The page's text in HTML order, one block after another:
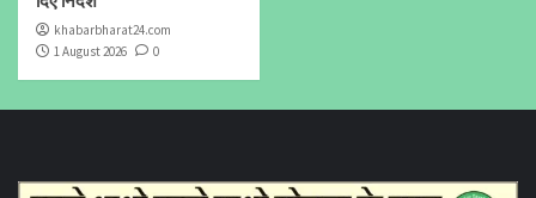
khabarbharat24.com
1 August 2026
0